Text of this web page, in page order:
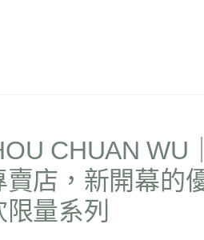
CHUAN WU
店，新開幕的
量系列